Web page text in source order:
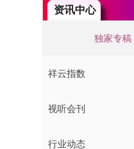
独家专稿
祥云指数
祥云指数
视听会刊
视听会刊
行业动态
资讯中心